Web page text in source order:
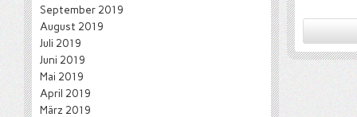
September 2019
August 2019
Juli 2019
Juni 2019
Mai 2019
April 2019
März 2019